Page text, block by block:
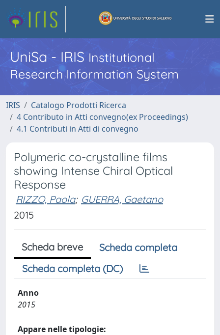
UniSa - IRISInstitutional
Research Information System
IRIS
Catalogo Prodotti Ricerca
4 Contributo in Atti convegno(ex Proceedings)
4.1 Contributi in Atti di convegno
Polymeric co-crystalline films
showing Intense Chiral Optical
Response
RIZZO, Paola; GUERRA, Gaetano
2015
Scheda breve
Scheda completa
Scheda completa (DC)
Anno
2015
Appare nelle tipologie: